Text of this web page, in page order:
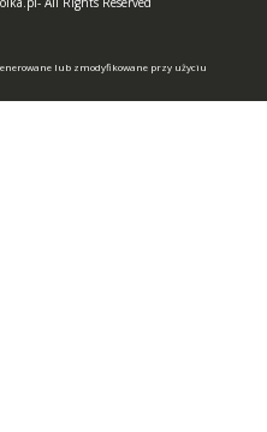
lub zmodyfikowane przy użyciu